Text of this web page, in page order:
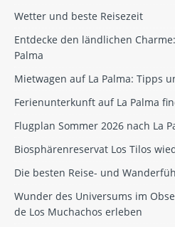
Wetter und beste Reisezeit
Entdecke den ländlichen
Palma
Mietwagen auf La Palma: Tipps
Ferienunterkunft auf La Palma
Flugplan Sommer 2026 nach La
Biosphärenreservat Los Tilos
Die besten Reise- und
Wunder des Universums im
de Los Muchachos erleben